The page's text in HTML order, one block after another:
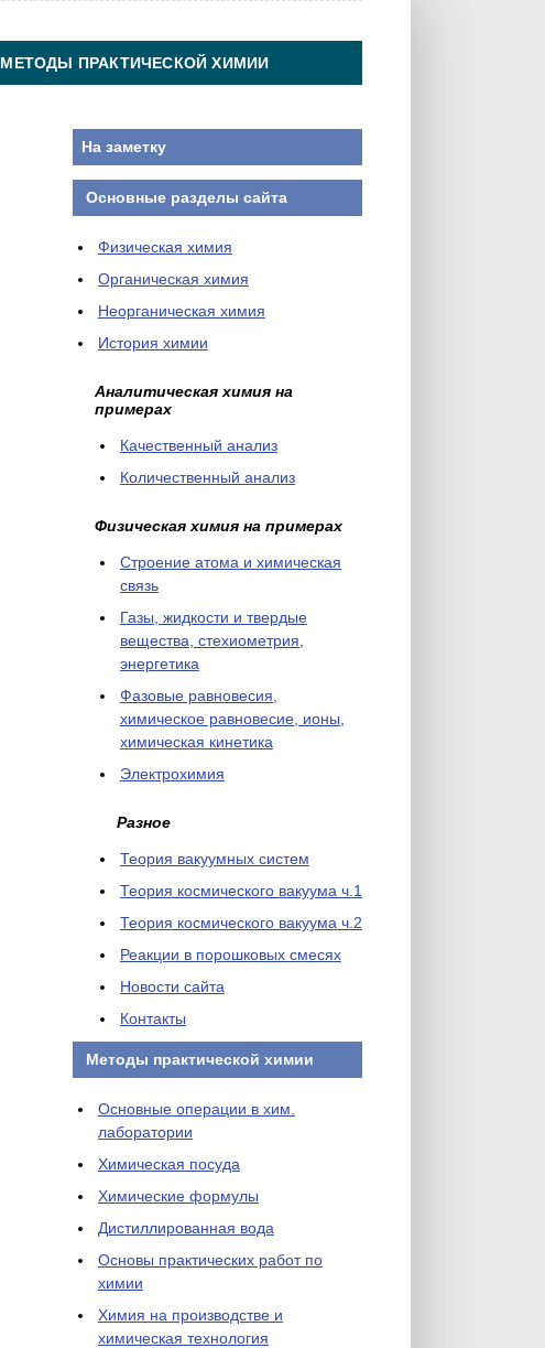
МЕТОДЫ ПРАКТИЧЕСКОЙ ХИМИИ
На заметку
Основные разделы сайта
Физическая химия
Органическая химия
Неорганическая химия
История химии
Аналитическая химия на
примерах
Качественный анализ
Количественный анализ
Физическая химия на примерах
Cтроение атома и химическая
связь
Газы, жидкости и твердые
вещества, стехиометрия,
энергетика
Фазовые равновесия,
химическое равновесие, ионы,
химическая кинетика
Электрохимия
Разное
Теория вакуумных систем
Теория космического вакуума ч.1
Теория космического вакуума ч.2
Реакции в порошковых смесях
Новости сайта
Контакты
Методы практической химии
Основные операции в хим.
лаборатории
Химическая посуда
Химические формулы
Дистиллированная вода
Основы практических работ по
химии
Химия на производстве и
химическая технология